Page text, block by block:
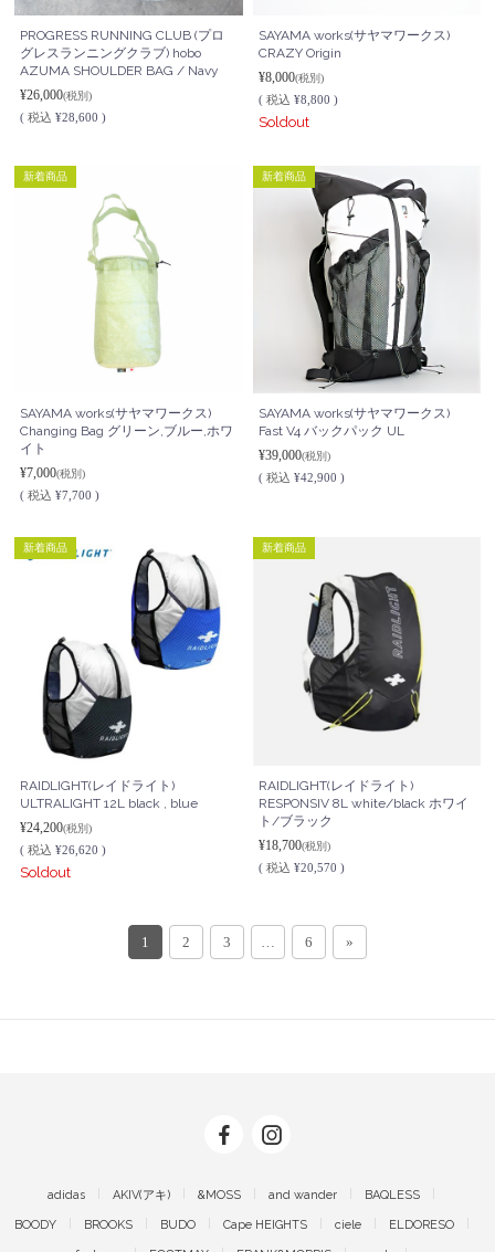
PROGRESS RUNNING CLUB (プロ
グレスランニングクラブ) hobo
AZUMA SHOULDER BAG / Navy
¥26,000(税別)
( 税込 ¥28,600 )
SAYAMA works(サヤマワークス)
CRAZY Origin
¥8,000(税別)
( 税込 ¥8,800 )
Soldout
新着商品
SAYAMA works(サヤマワークス)
Changing Bag グリーン,ブルー,ホワ
イト
¥7,000(税別)
( 税込 ¥7,700 )
新着商品
SAYAMA works(サヤマワークス)
Fast V4 バックパック UL
¥39,000(税別)
( 税込 ¥42,900 )
新着商品
RAIDLIGHT(レイドライト)
ULTRALIGHT 12L black , blue
¥24,200(税別)
( 税込 ¥26,620 )
Soldout
新着商品
RAIDLIGHT(レイドライト)
RESPONSIV 8L white/black ホワイ
ト/ブラック
¥18,700(税別)
( 税込 ¥20,570 )
1 2 3 6 »
adidas AKIV(アキ) &MOSS and wander BAQLESS
BOODY BROOKS BUDO Cape HEIGHTS ciele ELDORESO